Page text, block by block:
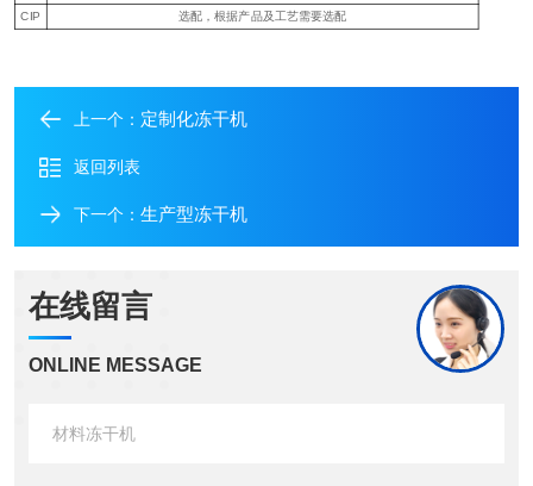
CIP 选配，根据产品及工艺需要选配
上一个： 定制化冻干机
返回列表
下一个： 生产型冻干机
在线留言
ONLINE MESSAGE